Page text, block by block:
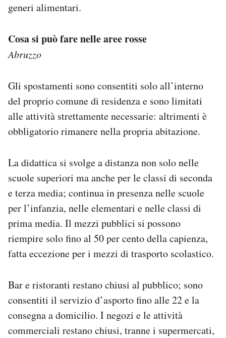
generi alimentari.
Cosa si può fare nelle aree rosse
Abruzzo
Gli spostamenti sono consentiti solo all’interno
del proprio comune di residenza e sono limitati
alle attività strettamente necessarie: altrimenti è
obbligatorio rimanere nella propria abitazione.
La didattica si svolge a distanza non solo nelle
scuole superiori ma anche per le classi di seconda
e terza media; continua in presenza nelle scuole
per l’infanzia, nelle elementari e nelle classi di
prima media. Il mezzi pubblici si possono
riempire solo fino al 50 per cento della capienza,
fatta eccezione per i mezzi di trasporto scolastico.
Bar e ristoranti restano chiusi al pubblico; sono
consentiti il servizio d’asporto fino alle 22 e la
consegna a domicilio. I negozi e le attività
commerciali restano chiusi, tranne i supermercati,